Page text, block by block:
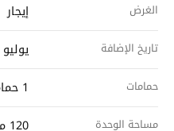
الغرض إيجار
تاريخ الإضافة يوليو 26,
حمامات 1 حمامات
مساحة الوحدة 120 متر مربع